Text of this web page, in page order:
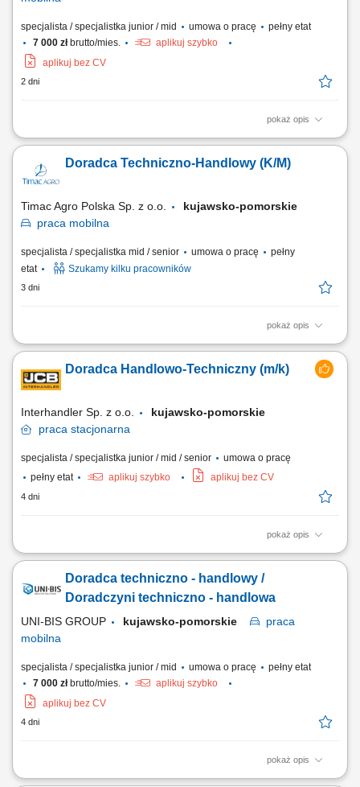
specjalista / specjalistka junior / mid umowa o pracę
pełny etat
7 000 złbrutto/mies.
aplikuj szybko
aplikuj bez CV
2 dni
pokaż opis
Opis stanowiska: rozwijanie sprzedaży poprzez aktywne działania w
klientów oraz proponowanie dopasowanych rozwiązań, prowadzenie
prezentacji i negocjacji handlowych, utrzymywanie trwałych relacji i
Doradca Techniczno-Handlowy (K/M)
Timac Agro Polska Sp. z o.o.
kujawsko-pomorskie
praca mobilna
specjalista / specjalistka mid / senior umowa o pracę
pełny
etat
Szukamy kilku pracowników
3 dni
pokaż opis
Teren pracy: 2-3 powiaty Twój zakres obowiązków: Odwiedzasz
Analizujesz kondycję upraw i dobrostan zwierząt, aby proponować
skuteczne rozwiązania, Udzielasz wsparcia technicznego i doradztwa w
Doradca Handlowo-Techniczny (m/k)
Interhandler Sp. z o.o.
kujawsko-pomorskie
praca stacjonarna
specjalista / specjalistka junior / mid / senior
umowa o pracę
pełny etat
aplikuj szybko aplikuj bez CV
4 dni
pokaż opis
Twoje zadania: Sprzedaż osprzętu, opon i gąsienic, umów serwisowych,
klientów oraz rozwijanie współpracy z obecnymi partnerami
biznesowymi. Doradztwo techniczne i wsparcie klientów w doborze
Doradca techniczno - handlowy /
Doradczyni techniczno - handlowa
UNI-BIS GROUP kujawsko-pomorskie
praca
mobilna
specjalista / specjalistka junior / mid umowa o pracę
pełny etat
7 000 złbrutto/mies.
aplikuj szybko
aplikuj bez CV
4 dni
pokaż opis
Opis stanowiska: aktywne pozyskiwanie nowych klientów oraz